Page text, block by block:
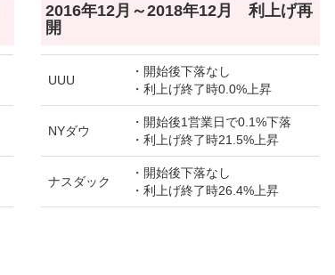
2016年12月～2018年12月 利上げ再
開
UUU
・開始後下落なし
・利上げ終了時0.0%上昇
NYダウ
・開始後1営業日で0.1%下落
・利上げ終了時21.5%上昇
ナスダック
・開始後下落なし
・利上げ終了時26.4%上昇